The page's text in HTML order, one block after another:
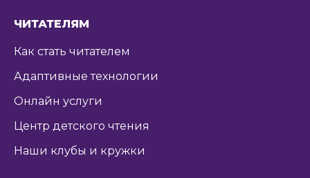
ЧИТАТЕЛЯМ
Как стать читателем
Адаптивные технологии
Онлайн услуги
Центр детского чтения
Наши клубы и кружки